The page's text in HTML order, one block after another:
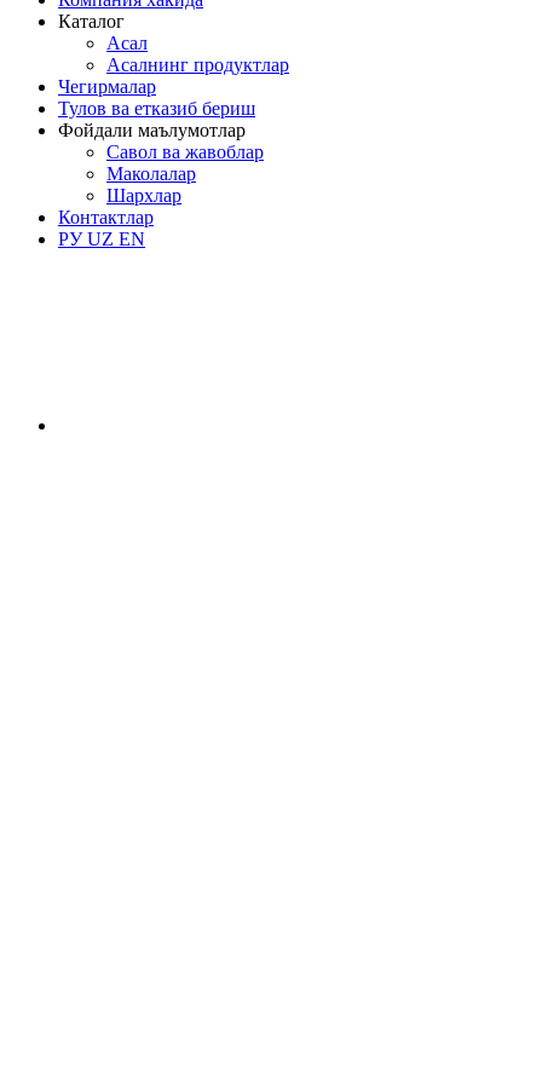
Каталог
Асал
Асалнинг продуктлар
Чегирмалар
Тулов ва етказиб бериш
Фойдали маълумотлар
Савол ва жавоблар
Маколалар
Шархлар
Контактлар
РУ UZ EN